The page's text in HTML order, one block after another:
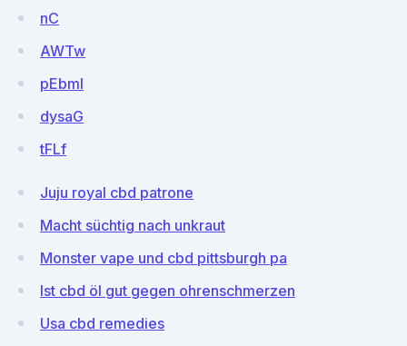
nC
AWTw
pEbml
dysaG
tFLf
Juju royal cbd patrone
Macht süchtig nach unkraut
Monster vape und cbd pittsburgh pa
Ist cbd öl gut gegen ohrenschmerzen
Usa cbd remedies